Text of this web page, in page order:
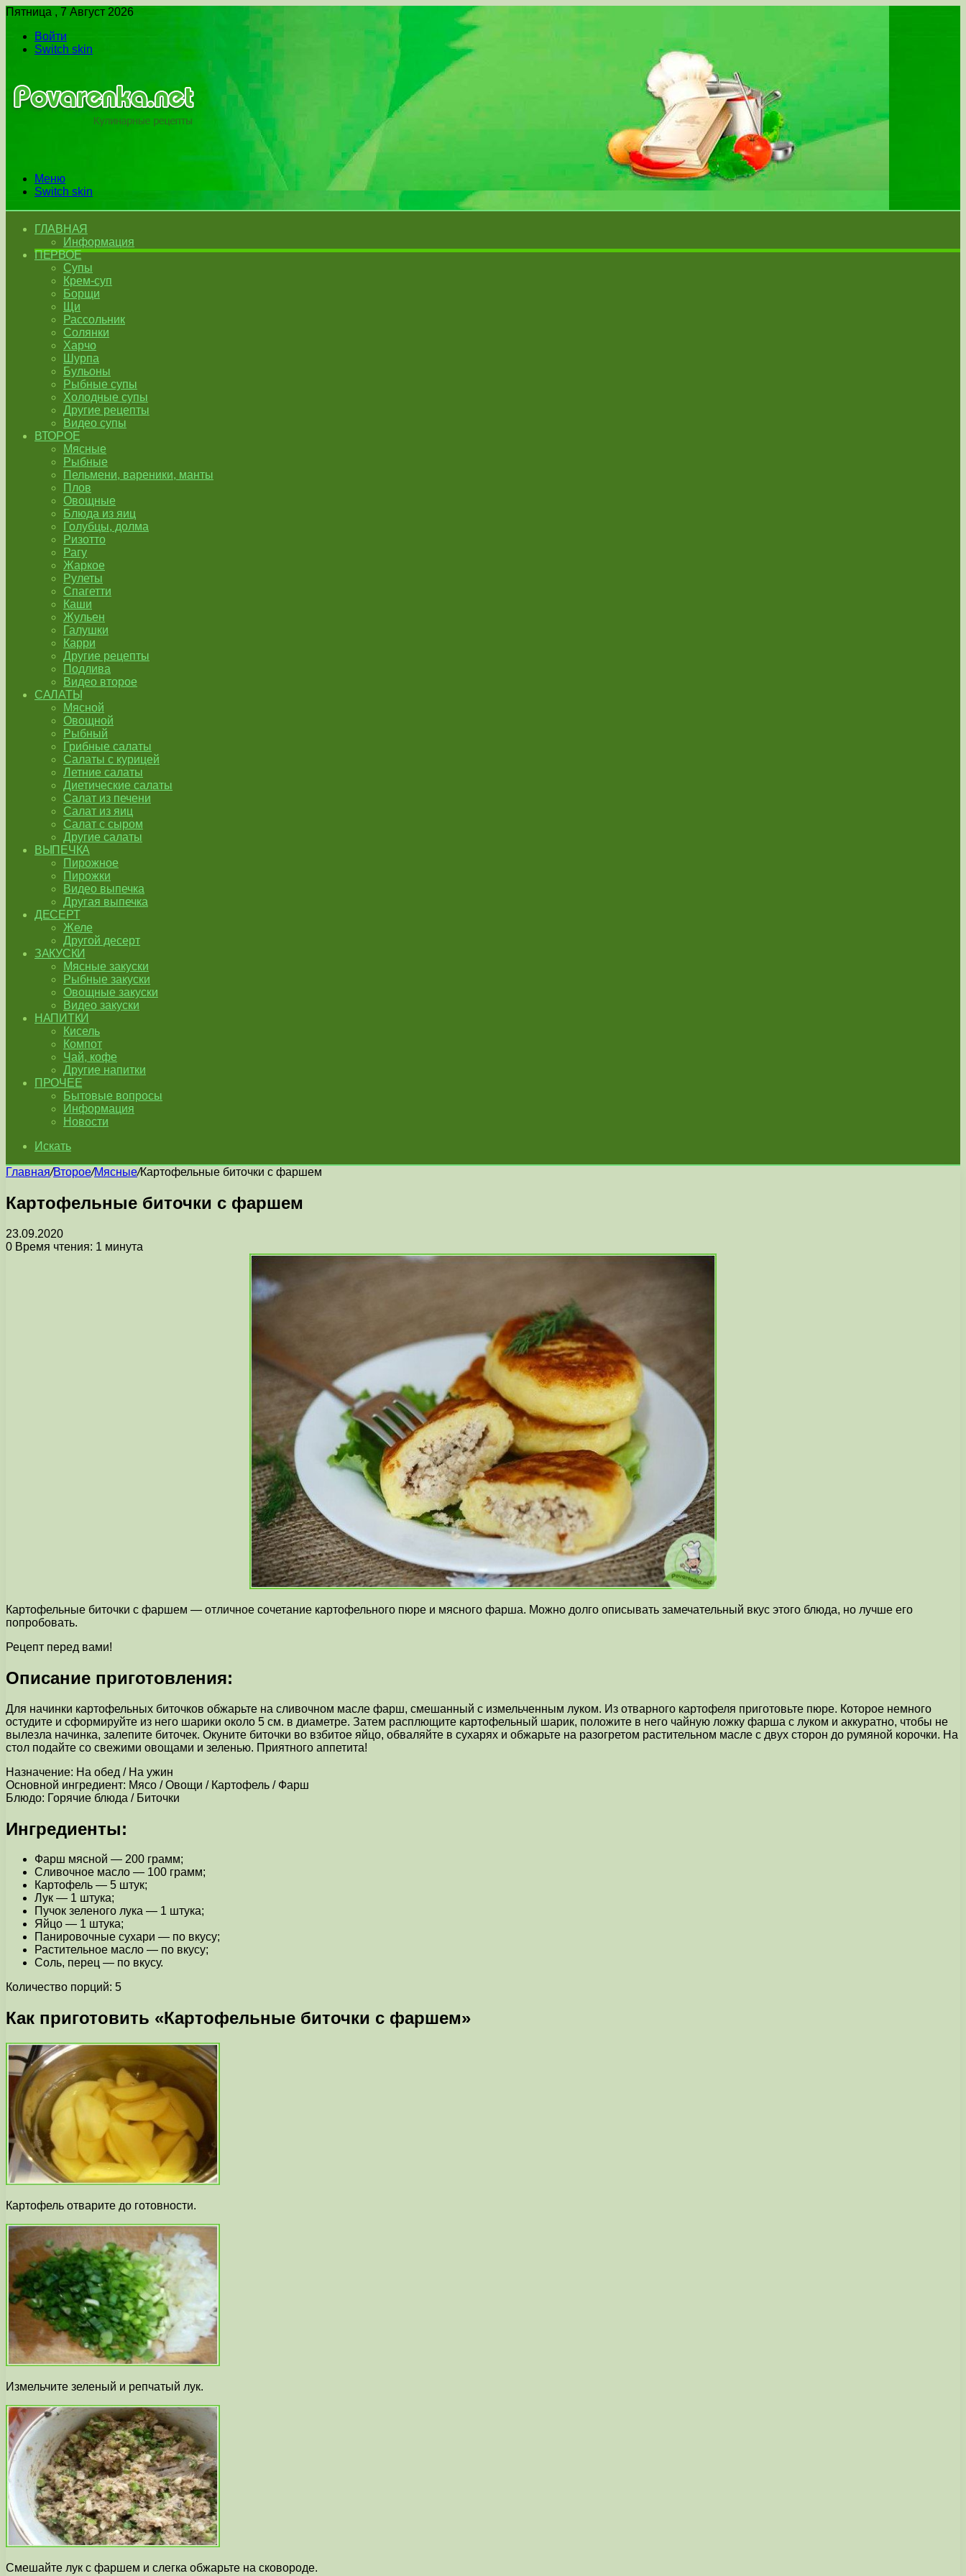
Пятница , 7 Август 2026
Войти
Switch skin
Меню
Switch skin
ГЛАВНАЯ
Информация
ПЕРВОЕ
Супы
Крем-суп
Борщи
Щи
Рассольник
Солянки
Харчо
Шурпа
Бульоны
Рыбные супы
Холодные супы
Другие рецепты
Видео супы
ВТОРОЕ
Мясные
Рыбные
Пельмени, вареники, манты
Плов
Овощные
Блюда из яиц
Голубцы, долма
Ризотто
Рагу
Жаркое
Рулеты
Спагетти
Каши
Жульен
Галушки
Карри
Другие рецепты
Подлива
Видео второе
САЛАТЫ
Мясной
Овощной
Рыбный
Грибные салаты
Салаты с курицей
Летние салаты
Диетические салаты
Салат из печени
Салат из яиц
Салат с сыром
Другие салаты
ВЫПЕЧКА
Пирожное
Пирожки
Видео выпечка
Другая выпечка
ДЕСЕРТ
Желе
Другой десерт
ЗАКУСКИ
Мясные закуски
Рыбные закуски
Овощные закуски
Видео закуски
НАПИТКИ
Кисель
Компот
Чай, кофе
Другие напитки
ПРОЧЕЕ
Бытовые вопросы
Информация
Новости
Искать
Главная/Второе/Мясные/Картофельные биточки с фаршем
Картофельные биточки с фаршем
23.09.2020
0 Время чтения: 1 минута
Картофельные биточки с фаршем — отличное сочетание картофельного пюре и мясного фарша. Можно долго описывать замечательный вкус этого блюда, но лучше его
попробовать.
Рецепт перед вами!
Описание приготовления:
Для начинки картофельных биточков обжарьте на сливочном масле фарш, смешанный с измельченным луком. Из отварного картофеля приготовьте пюре. Которое немного
остудите и сформируйте из него шарики около 5 см. в диаметре. Затем расплющите картофельный шарик, положите в него чайную ложку фарша с луком и аккуратно, чтобы не
вылезла начинка, залепите биточек. Окуните биточки во взбитое яйцо, обваляйте в сухарях и обжарьте на разогретом растительном масле с двух сторон до румяной корочки. На
стол подайте со свежими овощами и зеленью. Приятного аппетита!
Назначение: На обед / На ужин
Основной ингредиент: Мясо / Овощи / Картофель / Фарш
Блюдо: Горячие блюда / Биточки
Ингредиенты:
Фарш мясной — 200 грамм;
Сливочное масло — 100 грамм;
Картофель — 5 штук;
Лук — 1 штука;
Пучок зеленого лука — 1 штука;
Яйцо — 1 штука;
Панировочные сухари — по вкусу;
Растительное масло — по вкусу;
Соль, перец — по вкусу.
Количество порций: 5
Как приготовить «Картофельные биточки с фаршем»
Картофель отварите до готовности.
Измельчите зеленый и репчатый лук.
Смешайте лук с фаршем и слегка обжарьте на сковороде.